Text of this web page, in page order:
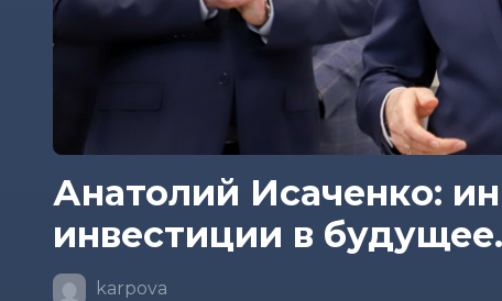
Анатолий Исаченко:
инвестиции в
karpova